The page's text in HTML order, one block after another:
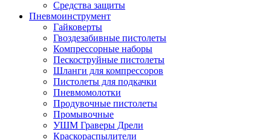
Средства защиты
Пневмоинструмент
Гайковерты
Гвоздезабивные пистолеты
Компрессорные наборы
Пескоструйные пистолеты
Шланги для компрессоров
Пистолеты для подкачки
Пневмомолотки
Продувочные пистолеты
Промывочные
УШМ Граверы Дрели
Краскораспылители